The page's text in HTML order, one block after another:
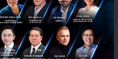
เพราะธุรกิจที่กำไรดี
ข่ง ซึ่งจะทำให้ได้ Market